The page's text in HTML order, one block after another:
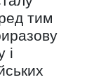
тим
і